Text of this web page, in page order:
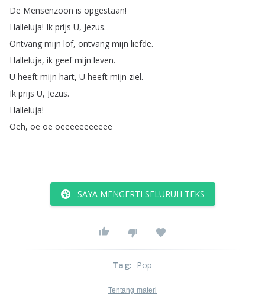
De Mensenzoon is opgestaan!
Halleluja! Ik prijs U, Jezus.
Ontvang mijn lof, ontvang mijn liefde.
Halleluja, ik geef mijn leven.
U heeft mijn hart, U heeft mijn ziel.
Ik prijs U, Jezus.
Halleluja!
Oeh, oe oe oeeeeeeeeeee
SAYA MENGERTI SELURUH TEKS
Tag: Pop
Tentang materi